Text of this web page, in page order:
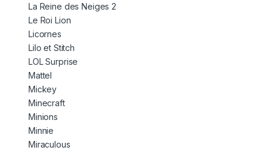
La Reine des Neiges 2
Le Roi Lion
Licornes
Lilo et Stitch
LOL Surprise
Mattel
Mickey
Minecraft
Minions
Minnie
Miraculous